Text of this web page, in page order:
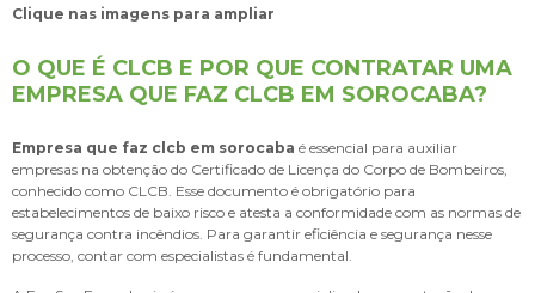
Clique nas imagens para ampliar
O QUE É CLCB E POR QUE CONTRATAR UMA
EMPRESA QUE FAZ CLCB EM SOROCABA?
Empresa que faz clcb em sorocaba é essencial para auxiliar
empresas na obtenção do Certificado de Licença do Corpo de Bombeiros,
conhecido como CLCB. Esse documento é obrigatório para
estabelecimentos de baixo risco e atesta a conformidade com as normas de
segurança contra incêndios. Para garantir eficiência e segurança nesse
processo, contar com especialistas é fundamental.